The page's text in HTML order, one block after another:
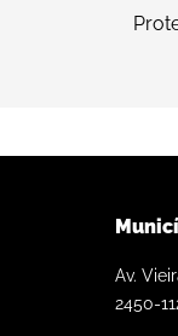
Av.
2450-